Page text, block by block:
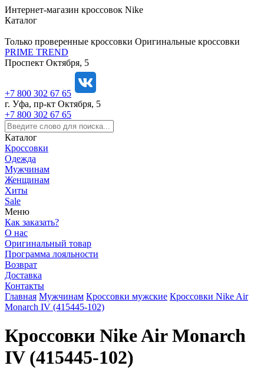
https://m9.by/elektronika/kompuytery/komplektuysie-dly-pk/
https://m9.by/elektronika/kompuytery/komplektuysie-dly-pk/
комплектующие для пк цены
Комплектующие для компьютера
Интернет-магазин кроссовок Nike
Каталог
Только проверенные кроссовки Оригинальные кроссовки
PRIME TREND
Проспект Октября, 5
+7 800 302 67 65
г. Уфа, пр-кт Октября, 5
+7 800 302 67 65
Каталог
Кроссовки
Одежда
Мужчинам
Женщинам
Хиты
Sale
Меню
Как заказать?
О нас
Оригинальный товар
Программа лояльности
Возврат
Доставка
Контакты
Главная Мужчинам Кроссовки мужские Кроссовки Nike Air
Monarch IV (415445-102)
Кроссовки Nike Air Monarch
IV (415445-102)